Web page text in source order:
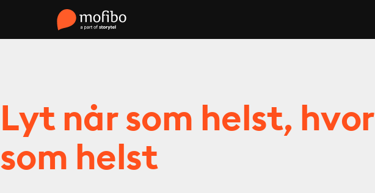
Lyt når som helst, hvor
som helst